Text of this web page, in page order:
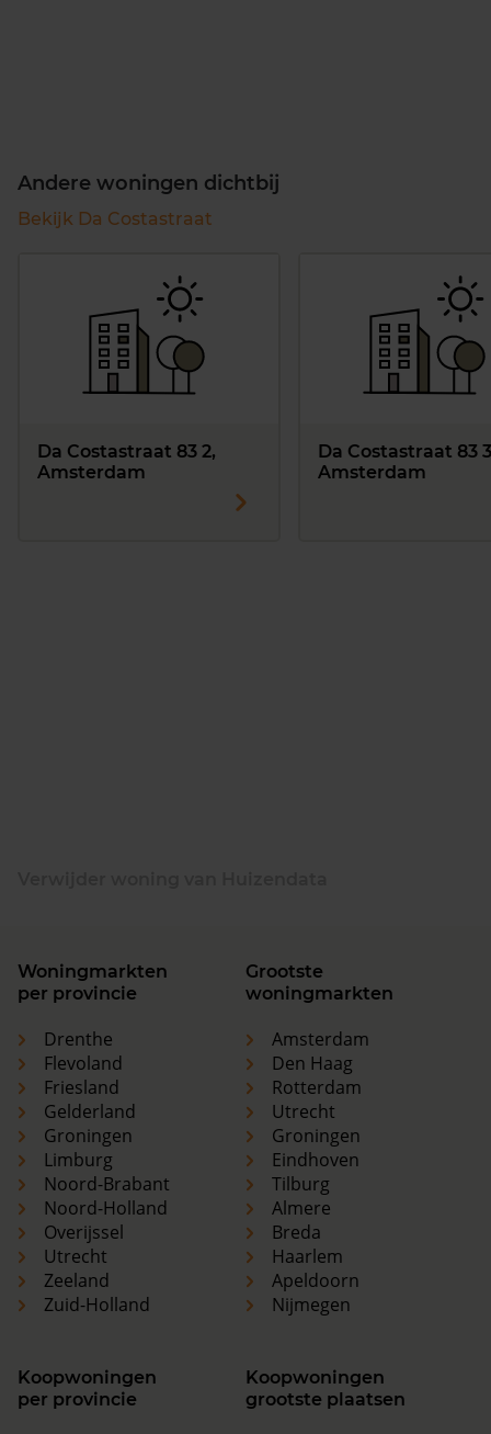
Andere woningen dichtbij
Bekijk Da Costastraat
Da Costastraat 83 2,
Amsterdam
Da Costastraat 83
Amsterdam
Woningmarkten
per provincie
Drenthe
Flevoland
Friesland
Gelderland
Groningen
Limburg
Noord-Brabant
Noord-Holland
Overijssel
Utrecht
Zeeland
Zuid-Holland
Grootste
woningmarkten
Amsterdam
Den Haag
Rotterdam
Utrecht
Groningen
Eindhoven
Tilburg
Almere
Breda
Haarlem
Apeldoorn
Nijmegen
Koopwoningen
per provincie
Koopwoningen
grootste plaatsen